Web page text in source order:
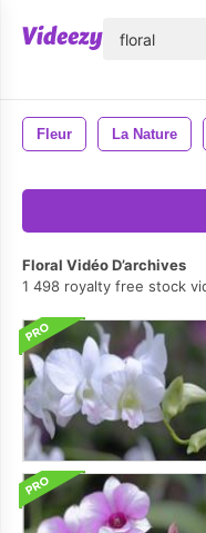
Fleur La Nature
Floral Vidéo D’archives
1 498 royalty free stock